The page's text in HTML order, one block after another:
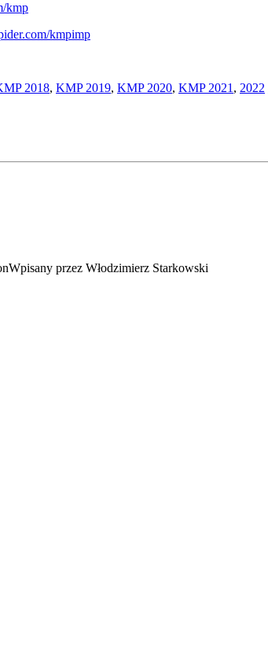
kmp
kmpimp
2018, KMP 2019, KMP 2020, KMP 2021 , 2022
Wpisany przez Włodzimierz Starkowski